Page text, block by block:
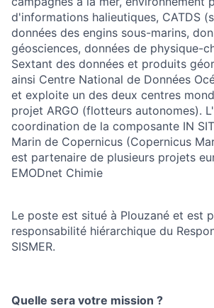
d'informations halieutiques, CATDS
données des engins sous-marins,
géosciences, données de physique-
Sextant des données et produits
ainsi Centre National de Données
et exploite un des deux centres
projet ARGO (flotteurs autonomes).
coordination de la composante IN
Marin de Copernicus (Copernicus
est partenaire de plusieurs projets
EMODnet Chimie
Le poste est situé à Plouzané et est
responsabilité hiérarchique du
SISMER.
Quelle sera votre mission ?